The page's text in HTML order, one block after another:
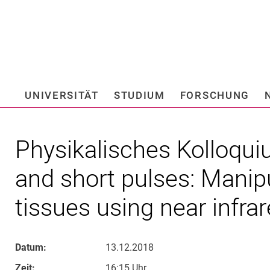
Springe direkt zu:
UNIVERSITÄT STUDIUM FORSCHUNG
Physikalisches
and short pulses:
tissues using near
Datum:
13.12.2018